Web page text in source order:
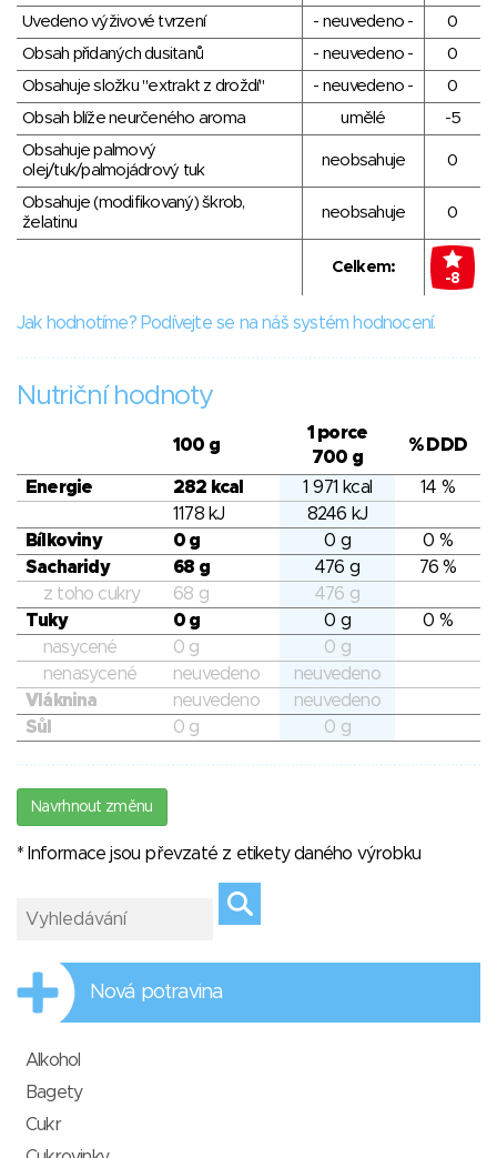
Uvedeno výživové tvrzení
- neuvedeno -
0
Obsah přidaných dusitanů
- neuvedeno -
0
Obsahuje složku "extrakt z droždí"
- neuvedeno -
0
Obsah blíže neurčeného aroma
umělé
-5
Obsahuje palmový
olej/tuk/palmojádrový tuk
neobsahuje 0
Obsahuje (modifikovaný) škrob,
želatinu
neobsahuje 0
Celkem:
-8
Jak hodnotíme? Podívejte se na náš systém hodnocení.
Nutriční hodnoty
100 g
1 porce
700 g
% DDD
Energie 282 kcal 1 971 kcal
14 %
1178 kJ
8246 kJ
Bílkoviny
0 g 0 g
0 %
Sacharidy
68 g 476 g
76 %
z toho cukry
68 g
476 g
Tuky
0 g 0 g
0 %
nasycené
0 g
0 g
nenasycené
neuvedeno
neuvedeno
Vláknina
neuvedeno
neuvedeno
Sůl
0 g 0 g
Navrhnout změnu
* Informace jsou převzaté z etikety daného výrobku
Nová potravina
Alkohol
Bagety
Cukr